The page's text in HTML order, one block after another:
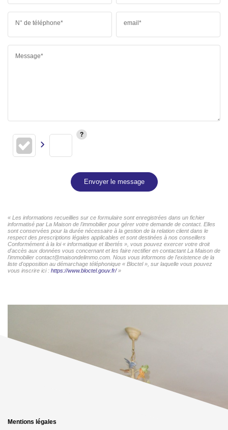
N° de téléphone* email*
Message*
Envoyer le message
« Les informations recueillies sur ce formulaire sont enregistrées dans un fichier
informatisé par La Maison de l'immobilier pour gérer votre demande de contact. Elles
sont conservées pour la durée nécessaire à la gestion de la relation client dans le
respect des prescriptions légales applicables et sont destinées à nos conseillers
Conformément à la loi « informatique et libertés », vous pouvez exercer votre droit
d'accès aux données vous concernant et les faire rectifier en contactant La Maison de
l'immobilier contact@maisondelimmo.com. Nous vous informons de l'existence de la
liste d'opposition au démarchage téléphonique « Bloctel », sur laquelle vous pouvez
vous inscrire ici : https://www.bloctel.gouv.fr/»
Mentions légales